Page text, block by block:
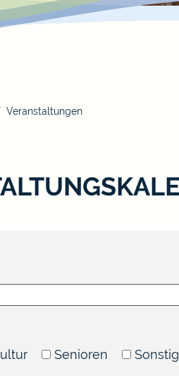
Veranstaltungen
Senioren